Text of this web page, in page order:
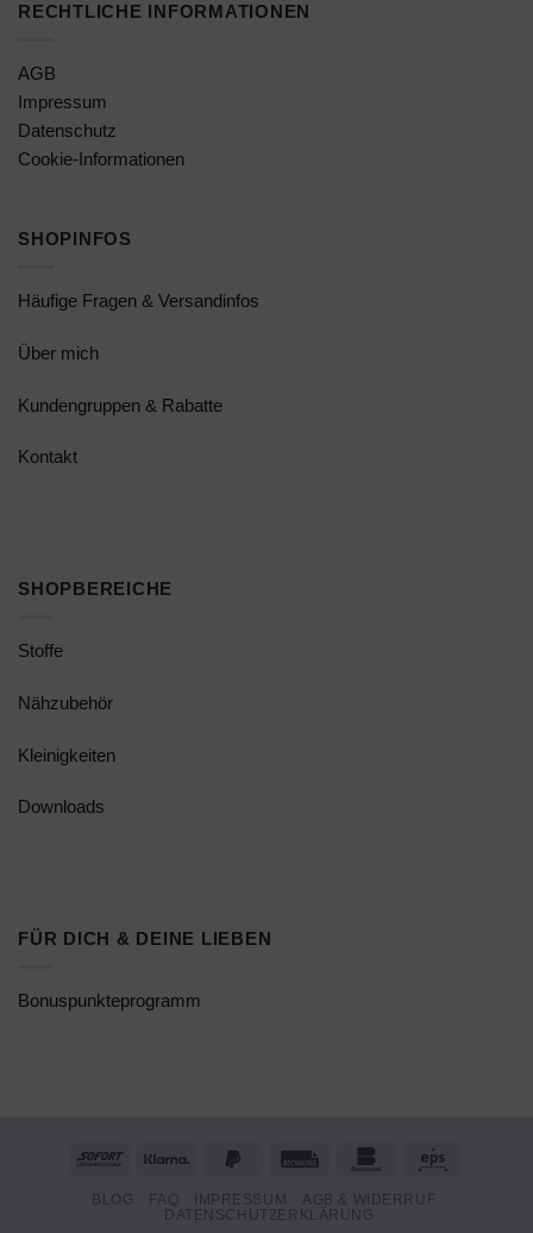
RECHTLICHE INFORMATIONEN
AGB
Impressum
Datenschutz
Cookie-Informationen
SHOPINFOS
Häufige Fragen & Versandinfos
Über mich
Kundengruppen & Rabatte
Kontakt
SHOPBEREICHE
Stoffe
Nähzubehör
Kleinigkeiten
Downloads
FÜR DICH & DEINE LIEBEN
Bonuspunkteprogramm
Sofort Klarna
PayPal
Rechung Bankomat
BLOG FAQ IMPRESSUM
AGB & WIDERRUF
DATENSCHUTZERKLÄRUNG